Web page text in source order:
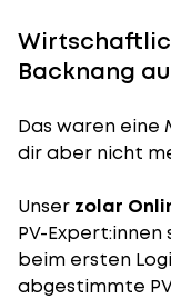
Backnang
Das waren eine
dir aber nicht
Unser zolar
PV-
beim ersten
abgestimmte